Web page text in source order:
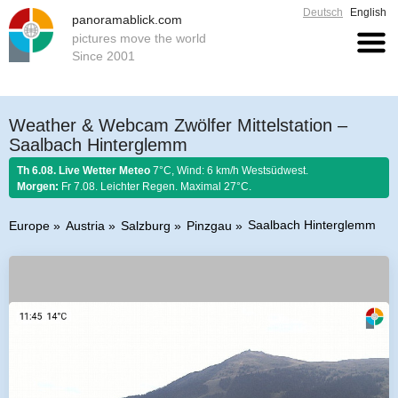
panoramablick.com
pictures move the world
Since 2001
Deutsch English
Weather & Webcam Zwölfer Mittelstation –
Saalbach Hinterglemm
Th 6.08. Live Wetter Meteo 7°C, Wind: 6 km/h Westsüdwest.
Morgen: Fr 7.08. Leichter Regen. Maximal 27°C.
Europe Austria Salzburg Pinzgau Saalbach Hinterglemm